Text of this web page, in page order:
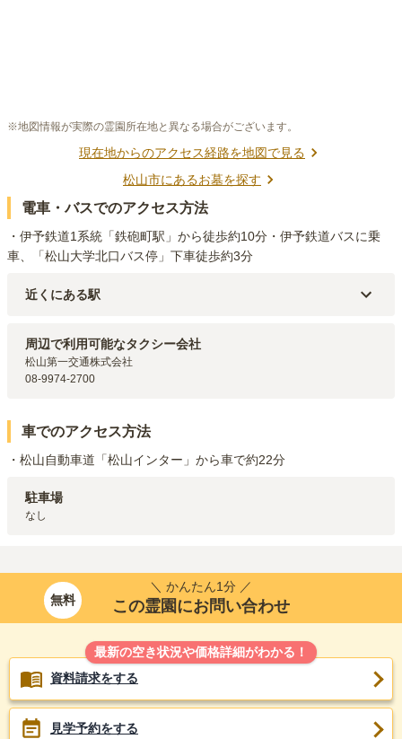
※地図情報が実際の霊園所在地と異なる場合がございます。
現在地からのアクセス経路を地図で見る
松山市にあるお墓を探す
電車・バスでのアクセス方法
・伊予鉄道1系統「鉄砲町駅」から徒歩約10分・伊予鉄道バスに乗
車、「松山大学北口バス停」下車徒歩約3分
近くにある駅
伊予鉄道環状線・伊予鉄道環状線・伊予鉄道本町線
（1.2km）
伊予鉄道環状線・伊予鉄道環状線
周辺で利用可能なタクシー会社
松山第一交通株式会社
08-9974-2700
車でのアクセス方法
・松山自動車道「松山インター」から車で約22分
駐車場
なし
無料
＼ かんたん1分 ／
この霊園にお問い合わせ
最新の空き状況や価格詳細がわかる！
資料請求をする
見学予約をする